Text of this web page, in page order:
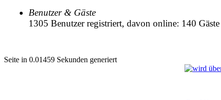
Benutzer & Gäste
1305 Benutzer registriert, davon online: 140 Gäste
Seite in 0.01459 Sekunden generiert